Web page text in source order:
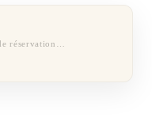
réservation…